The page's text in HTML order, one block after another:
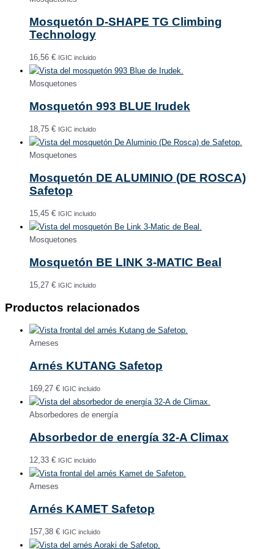
Mosquetón D-SHAPE TG Climbing
Technology
16,56 € IGIC incluido
Mosquetones
Mosquetón 993 BLUE Irudek
18,75 € IGIC incluido
Mosquetones
Mosquetón DE ALUMINIO (DE ROSCA)
Safetop
15,45 € IGIC incluido
Mosquetones
Mosquetón BE LINK 3-MATIC Beal
15,27 € IGIC incluido
Productos relacionados
Arneses
Arnés KUTANG Safetop
169,27 € IGIC incluido
Absorbedores de energía
Absorbedor de energía 32-A Climax
12,33 € IGIC incluido
Arneses
Arnés KAMET Safetop
157,38 € IGIC incluido